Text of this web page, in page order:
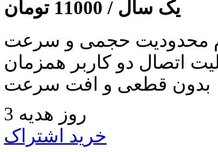
یک سال / 11000 تومان
محدودیت حجمی و سرعت
اتصال دو کاربر همزمان
بدون قطعی و افت سرعت
3 روز هدیه
خرید اشتراک